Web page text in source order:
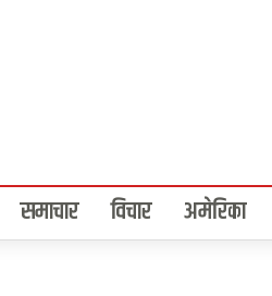
समाचार विचार अमेरिका